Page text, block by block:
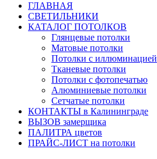
ГЛАВНАЯ
СВЕТИЛЬНИКИ
КАТАЛОГ ПОТОЛКОВ
Глянцевые потолки
Матовые потолки
Потолки с иллюминацией
Тканевые потолки
Потолки с фотопечатью
Алюминиевые потолки
Сетчатые потолки
КОНТАКТЫ в Калининграде
ВЫЗОВ замерщика
ПАЛИТРА цветов
ПРАЙС-ЛИСТ на потолки